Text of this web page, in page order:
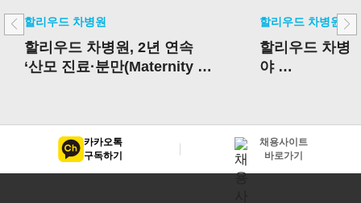
할리우드 차병원
할리우드 차병원, 2년 연속
‘산모 진료·분만(Maternity Ca
할리우드 차병원
할리우드 차병
야
카카오톡
구독하기
채용사이트
바로가기